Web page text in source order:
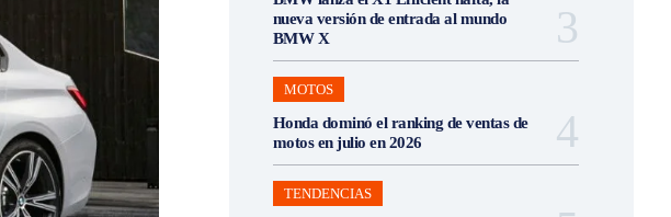
nueva versión de entrada al mundo
BMW X
MOTOS
Honda dominó el ranking de ventas de
motos en julio en 2026
TENDENCIAS